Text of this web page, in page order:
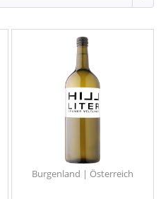
Burgenland | Österreich